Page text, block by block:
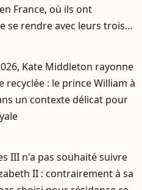
France, où ils ont
se rendre avec leurs trois
Kate Middleton rayonne
recyclée : le prince William à
un contexte délicat pour
III n'a pas souhaité suivre
II : contrairement à sa